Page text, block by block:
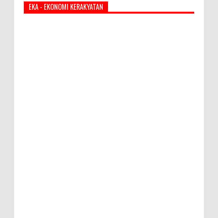
EKA - EKONOMI KERAKYATAN